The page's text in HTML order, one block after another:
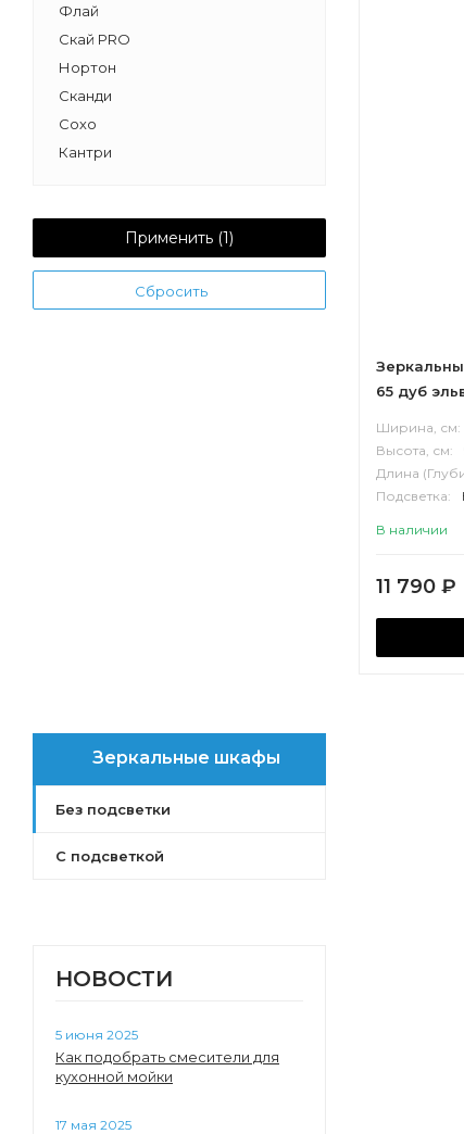
Флай
Скай PRO
Нортон
Сканди
Сохо
Кантри
Санта-Барбара
Применить (1)
Сбросить
Зеркальные шкафы
Без подсветки
С подсветкой
НОВОСТИ
5 июня 2025
Как подобрать смесители для
кухонной мойки
17 мая 2025
65 дуб
Ширина, см:
Высота, см:
Длина
Подсветка:
В наличии
11 790 ₽